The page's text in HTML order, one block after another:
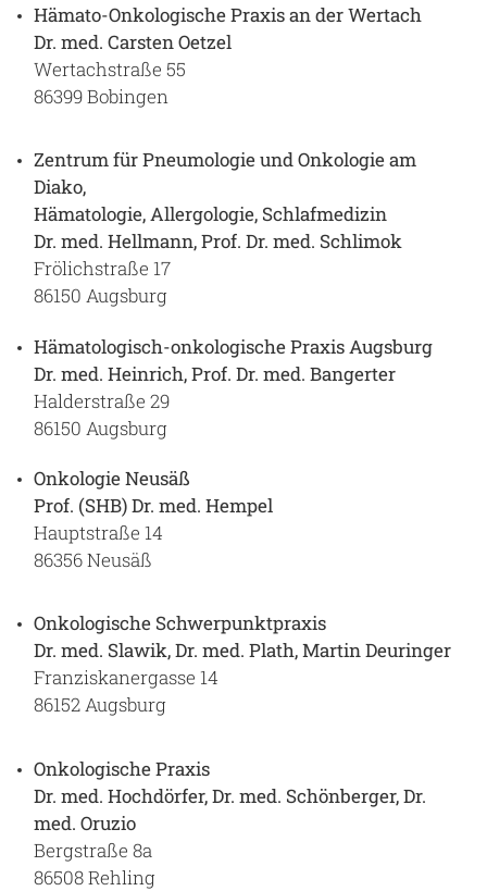
Hämato-Onkologische Praxis an der Wertach
Dr. med. Carsten Oetzel
Wertachstraße 55
86399 Bobingen
Zentrum für Pneumologie und Onkologie am
Diako,
Hämatologie, Allergologie, Schlafmedizin
Dr. med. Hellmann, Prof. Dr. med. Schlimok
Frölichstraße 17
86150 Augsburg
Hämatologisch-onkologische PraxisAugsburg
Dr. med. Heinrich, Prof. Dr. med. Bangerter
Halderstraße 29
86150 Augsburg
Onkologie Neusäß
Prof. (SHB) Dr. med. Hempel
Hauptstraße 14
86356 Neusäß
Onkologische Schwerpunktpraxis
Dr. med. Slawik, Dr. med. Plath, Martin Deuringer
Franziskanergasse 14
86152 Augsburg
Onkologische Praxis
Dr. med. Hochdörfer, Dr. med. Schönberger, Dr.
med. Oruzio
Bergstraße 8a
86508 Rehling